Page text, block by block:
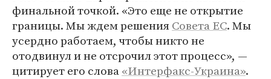
финальной точкой. «Это еще не открытие
границы. Мы ждем решенияСовета ЕС. Мы
усердно работаем, чтобы никто не
отодвинул и не отсрочил этот процесс», —
цитирует его слова«Интерфакс-Украина».